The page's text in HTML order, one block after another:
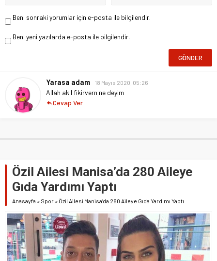
Beni sonraki yorumlar için e-posta ile bilgilendir.
Beni yeni yazılarda e-posta ile bilgilendir.
Yarasa adam 18 Mayıs 2020, 05:26
Allah akıl fikirvern ne deyim
Cevap Ver
Özil Ailesi Manisa’da 280 Aileye
Gıda Yardımı Yaptı
Anasayfa » Spor » Özil Ailesi Manisa’da 280 Aileye Gıda Yardımı Yaptı